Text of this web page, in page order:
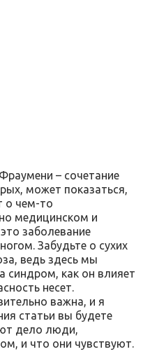
– сочетание
может показаться,
о чем-то
медицинском и
заболевание
Забудьте о сухих
ведь здесь мы
синдром, как он влияет
несет.
важна, и я
статьи вы будете
дело люди,
и что они чувствуют.